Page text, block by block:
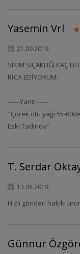
Yasemin Vrl
21.09.2019
SIKIM SIÇAKLIĞI KAÇ
RİCA EDİYORUM.
------Yanıt------
"Çörek otu yağı 55-
Eski Tadında"
T. Serdar
13.05.2019
Hızlı gönderi hakiki
Günnur